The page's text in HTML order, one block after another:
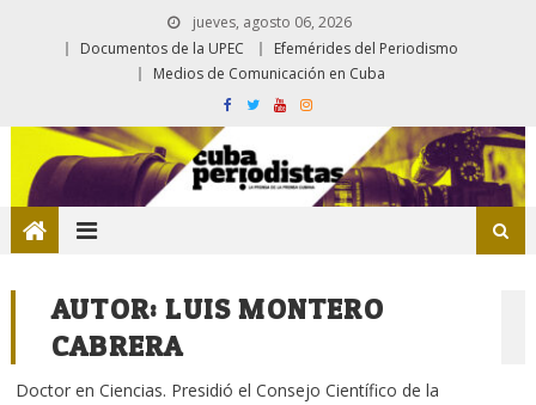
jueves, agosto 06, 2026
Documentos de la UPEC
Efemérides del Periodismo
Medios de Comunicación en Cuba
AUTOR:LUIS MONTERO
CABRERA
Doctor en Ciencias. Presidió el Consejo Científico de la